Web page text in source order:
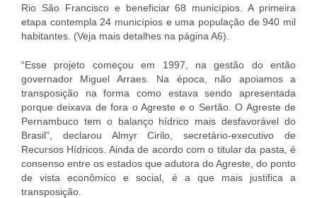
Rio São Francisco e beneficiar 68 municípios. A primeira
etapa contempla 24 municípios e uma população de 940 mil
habitantes. (Veja mais detalhes na página A6).
“Esse projeto começou em 1997, na gestão do então
governador Miguel Arraes. Na época, não apoiamos a
transposição na forma como estava sendo apresentada
porque deixava de fora o Agreste e o Sertão. O Agreste de
Pernambuco tem o balanço hídrico mais desfavorável do
Brasil”, declarou Almyr Cirilo, secretário-executivo de
Recursos Hídricos. Ainda de acordo com o titular da pasta, é
consenso entre os estados que adutora do Agreste, do ponto
de vista econômico e social, é a que mais justifica a
transposição.